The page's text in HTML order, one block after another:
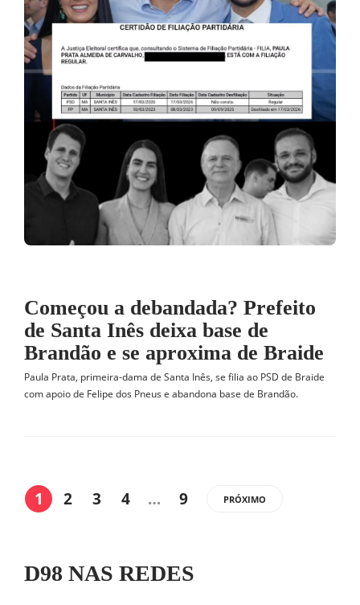
Começou a debandada? Prefeito
de Santa Inês deixa base de
Brandão e se aproxima de Braide
Paula Prata, primeira-dama de Santa Inês, se filia ao PSD de Braide
com apoio de Felipe dos Pneus e abandona base de Brandão.
1 2 3 4 … 9 PRÓXIMO
D98 NAS REDES